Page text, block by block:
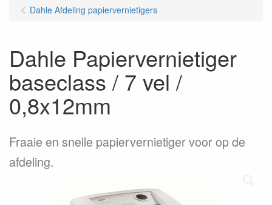
Dahle Afdeling papiervernietigers
Dahle Papiervernietiger
baseclass / 7 vel /
0,8x12mm
Fraaie en snelle papiervernietiger voor op de
afdeling.